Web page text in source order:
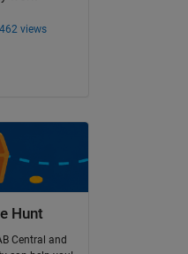
Hunt
Central and